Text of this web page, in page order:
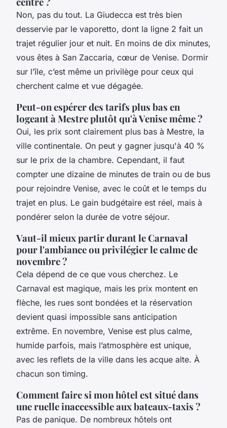
Non, pas du tout. La Giudecca est très bien
desservie par le vaporetto, dont la ligne 2 fait un
trajet régulier jour et nuit. En moins de dix minutes,
vous êtes à San Zaccaria, cœur de Venise. Dormir
sur l’île, c’est même un privilège pour ceux qui
cherchent calme et vue dégagée.
Peut-on espérer des tarifs plus bas en
logeant à Mestre plutôt qu'à Venise même ?
Oui, les prix sont clairement plus bas à Mestre, la
ville continentale. On peut y gagner jusqu'à 40 %
sur le prix de la chambre. Cependant, il faut
compter une dizaine de minutes de train ou de bus
pour rejoindre Venise, avec le coût et le temps du
trajet en plus. Le gain budgétaire est réel, mais à
pondérer selon la durée de votre séjour.
Vaut-il mieux partir durant le Carnaval
pour l'ambiance ou privilégier le calme de
novembre ?
Cela dépend de ce que vous cherchez. Le
Carnaval est magique, mais les prix montent en
flèche, les rues sont bondées et la réservation
devient quasi impossible sans anticipation
extrême. En novembre, Venise est plus calme,
humide parfois, mais l’atmosphère est unique,
avec les reflets de la ville dans les acque alte. À
chacun son timing.
Comment faire si mon hôtel est situé dans
une ruelle inaccessible aux bateaux-taxis ?
Pas de panique. De nombreux hôtels ont